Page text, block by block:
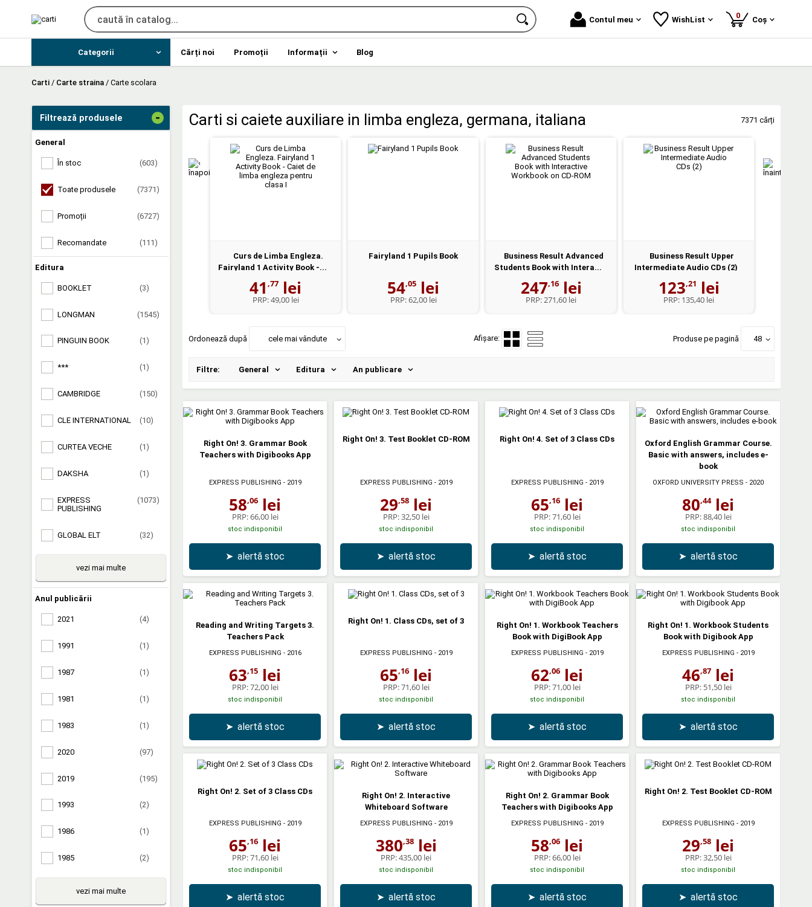
Contul meu WishList 0produse
Coș
Categorii Cărți noi Promoții Informații Blog
Carti / Carte straina / Carte scolara
Filtrează produsele -
General
În stoc (603)
Toate produsele (7371)
Promoții (6727)
Recomandate (111)
Editura
BOOKLET (3)
LONGMAN (1545)
PINGUIN BOOK (1)
*** (1)
CAMBRIDGE (150)
CLE INTERNATIONAL (10)
CURTEA VECHE (1)
DAKSHA (1)
EXPRESS
PUBLISHING
(1073)
GLOBAL ELT (32)
vezi mai multe
Anul publicării
2021 (4)
1991 (1)
1987 (1)
1981 (1)
1983 (1)
2020 (97)
2019 (195)
1993 (2)
1986 (1)
1985 (2)
vezi mai multe
Carti si caiete auxiliare in limba engleza, germana, italiana 7371 cărți
Curs de Limba Engleza.
Fairyland 1 Activity Book -...
41 ,77 lei
PRP:49,00 lei
Fairyland 1 Pupils Book
54,05 lei
PRP:62,00 lei
Business Result Advanced
Students Book with Intera...
247,16lei
PRP:271,60 lei
Business Result Upper
Intermediate Audio CDs (2)
123,21 lei
PRP: 135,40 lei
Ordonează după cele mai vândute Afișare: Produse pe pagină 48
Filtre: General Editura An publicare
Right On! 3. Grammar Book
Teachers with Digibooks App
EXPRESS PUBLISHING - 2019
58,06 lei
PRP:66,00 lei
stoc indisponibil
➤ alertă stoc
Right On! 3. Test Booklet CD-ROM
EXPRESS PUBLISHING - 2019
29,58 lei
PRP:32,50 lei
stoc indisponibil
➤ alertă stoc
Right On! 4. Set of 3 Class CDs
EXPRESS PUBLISHING - 2019
65,16 lei
PRP:71,60 lei
stoc indisponibil
➤ alertă stoc
Oxford English Grammar Course.
Basic with answers, includes e-
book
OXFORD UNIVERSITY PRESS - 2020
80,44lei
PRP:88,40 lei
stoc indisponibil
➤ alertă stoc
Reading and Writing Targets 3.
Teachers Pack
EXPRESS PUBLISHING - 2016
63,15 lei
PRP:72,00 lei
stoc indisponibil
➤ alertă stoc
Right On! 1. Class CDs, set of 3
EXPRESS PUBLISHING - 2019
65,16 lei
PRP:71,60 lei
stoc indisponibil
➤ alertă stoc
Right On! 1. Workbook Teachers
Book with DigiBook App
EXPRESS PUBLISHING - 2019
62,06 lei
PRP:71,00 lei
stoc indisponibil
➤ alertă stoc
Right On! 1. Workbook Students
Book with Digibook App
EXPRESS PUBLISHING - 2019
46,87 lei
PRP: 51,50 lei
stoc indisponibil
➤ alertă stoc
Right On! 2. Set of 3 Class CDs
EXPRESS PUBLISHING - 2019
65,16 lei
PRP:71,60 lei
stoc indisponibil
➤ alertă stoc
Right On! 2. Interactive
Whiteboard Software
EXPRESS PUBLISHING - 2019
380,38lei
PRP:435,00 lei
stoc indisponibil
➤ alertă stoc
Right On! 2. Grammar Book
Teachers with Digibooks App
EXPRESS PUBLISHING - 2019
58,06 lei
PRP:66,00 lei
stoc indisponibil
➤ alertă stoc
Right On! 2. Test Booklet CD-ROM
EXPRESS PUBLISHING - 2019
29,58 lei
PRP:32,50 lei
stoc indisponibil
➤ alertă stoc